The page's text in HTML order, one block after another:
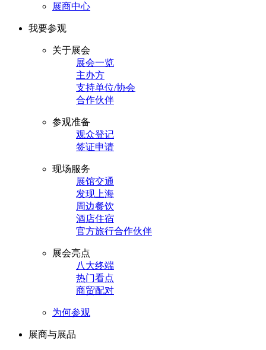
展商中心
我要参观
关于展会
展会一览
主办方
支持单位/协会
合作伙伴
参观准备
观众登记
签证申请
现场服务
展馆交通
发现上海
周边餐饮
酒店住宿
官方旅行合作伙伴
展会亮点
八大终端
热门看点
商贸配对
为何参观
展商与展品